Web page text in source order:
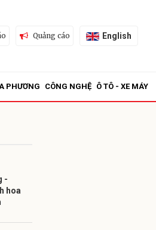
Quảng cáo English
PHƯƠNG CÔNG NGHỆ Ô TÔ - XE MÁY
-
hoa